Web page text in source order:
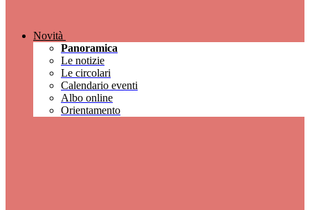
Novità
Panoramica
Le notizie
Le circolari
Calendario eventi
Albo online
Orientamento